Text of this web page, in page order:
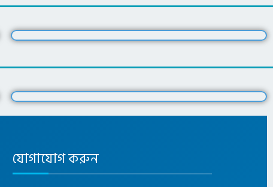
যোগাযোগ করুন